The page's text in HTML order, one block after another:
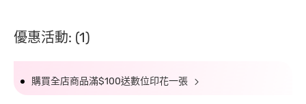
優惠活動: (1)
購買全店商品滿$100送數位印花一張